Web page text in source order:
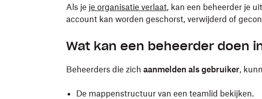
Als je je organisatie verlaat, kan een beheerder je
account kan worden geschorst, verwijderd of
Wat kan een beheerder doen
Beheerders die zich aanmelden als gebruiker,
De mappenstructuur van een teamlid bekijken.